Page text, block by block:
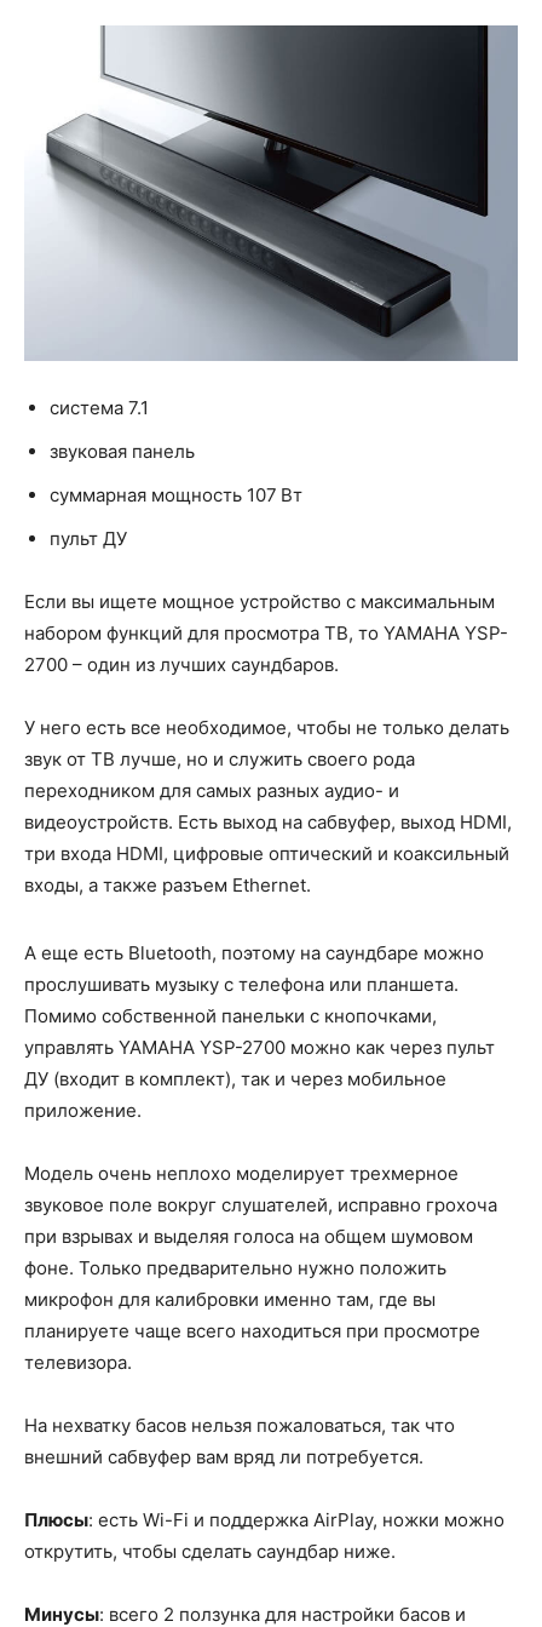
система 7.1
звуковая панель
суммарная мощность 107 Вт
пульт ДУ
Если вы ищете мощное устройство с максимальным
набором функций для просмотра ТВ, то YAMAHA YSP-
2700 – один из лучших саундбаров.
У него есть все необходимое, чтобы не только делать
звук от ТВ лучше, но и служить своего рода
переходником для самых разных аудио- и
видеоустройств. Есть выход на сабвуфер, выход HDMI,
три входа HDMI, цифровые оптический и коаксильный
входы, а также разъем Ethernet.
А еще есть Bluetooth, поэтому на саундбаре можно
прослушивать музыку с телефона или планшета.
Помимо собственной панельки с кнопочками,
управлять YAMAHA YSP-2700 можно как через пульт
ДУ (входит в комплект), так и через мобильное
приложение.
Модель очень неплохо моделирует трехмерное
звуковое поле вокруг слушателей, исправно грохоча
при взрывах и выделяя голоса на общем шумовом
фоне. Только предварительно нужно положить
микрофон для калибровки именно там, где вы
планируете чаще всего находиться при просмотре
телевизора.
На нехватку басов нельзя пожаловаться, так что
внешний сабвуфер вам вряд ли потребуется.
Плюсы: есть Wi-Fi и поддержка AirPlay, ножки можно
открутить, чтобы сделать саундбар ниже.
Минусы: всего 2 ползунка для настройки басов и